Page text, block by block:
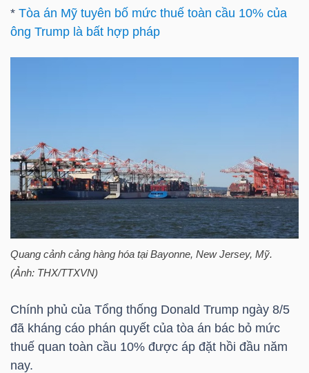
* Tòa án Mỹ tuyên bố mức thuế toàn cầu 10% của
ông Trump là bất hợp pháp
Quang cảnh cảng hàng hóa tại Bayonne, New Jersey, Mỹ.
(Ảnh: THX/TTXVN)
Chính phủ của Tổng thống Donald Trump ngày 8/5
đã kháng cáo phán quyết của tòa án bác bỏ mức
thuế quan toàn cầu 10% được áp đặt hồi đầu năm
nay.
SẢN
HÀNG
HÓA
TẾ
THẾ
GIỚI